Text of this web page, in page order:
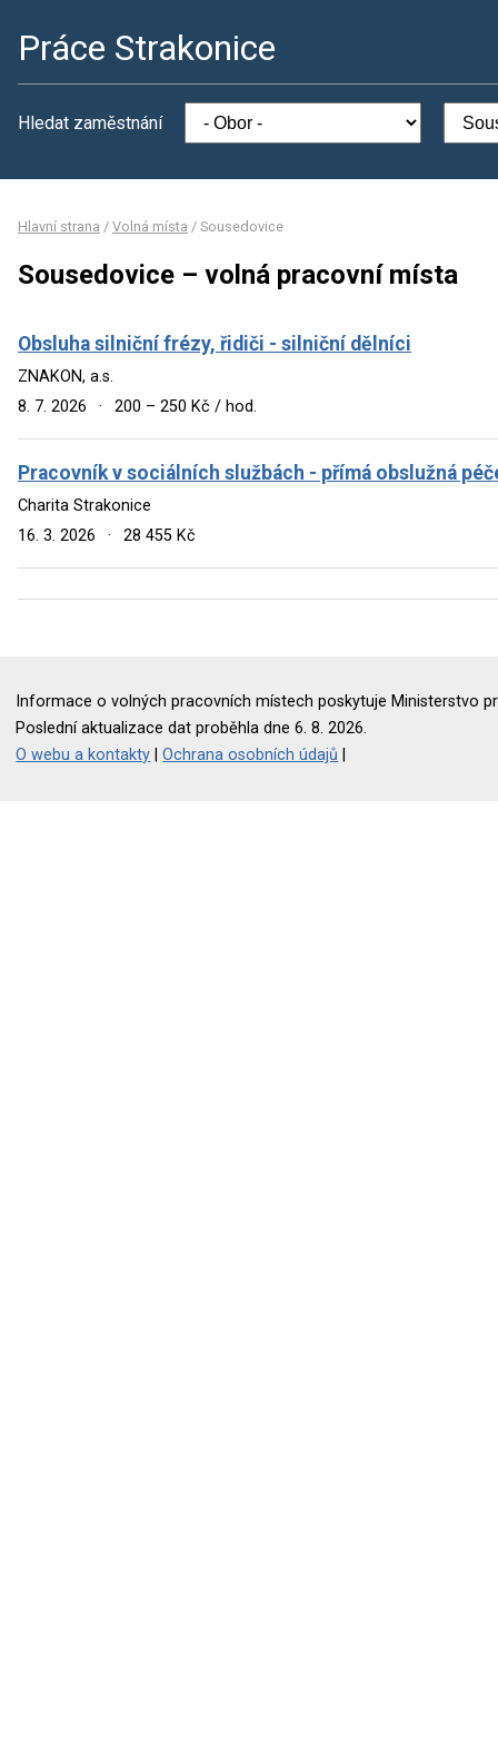
Práce Strakonice
Hledat zaměstnání
Hlavní strana / Volná místa / Sousedovice
Sousedovice – volná pracovní místa
Obsluha silniční frézy, řidiči - silniční dělníci
ZNAKON, a.s.
8. 7. 2026
· 200 – 250 Kč / hod.
Pracovník v sociálních službách - přímá obslužná
Charita Strakonice
16. 3. 2026
· 28 455 Kč
Informace o volných pracovních místech poskytuje Ministerstvo
Poslední aktualizace dat proběhla dne 6. 8. 2026.
O webu a kontakty |Ochrana osobních údajů